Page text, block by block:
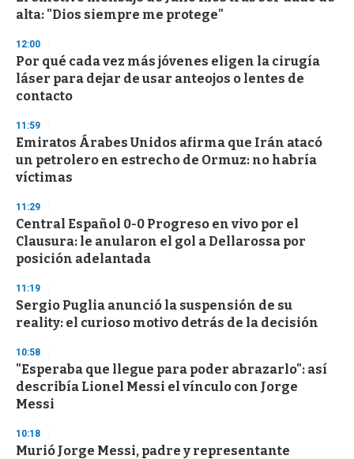
o
f
3
s
e
c
o
d
s
alta: "Dios siempre me protege"
12:00
Por qué cada vez más jóvenes eligen la cirugía
láser para dejar de usar anteojos o lentes de
contacto
11:59
Emiratos Árabes Unidos afirma que Irán atacó
un petrolero en estrecho de Ormuz: no habría
víctimas
11:29
Central Español 0-0 Progreso en vivo por el
Clausura: le anularon el gol a Dellarossa por
posición adelantada
11:19
Sergio Puglia anunció la suspensión de su
reality: el curioso motivo detrás de la decisión
10:58
"Esperaba que llegue para poder abrazarlo": así
describía Lionel Messi el vínculo con Jorge
Messi
10:18
Murió Jorge Messi, padre y representante